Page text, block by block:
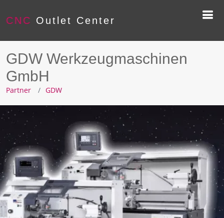
CNC Outlet Center
GDW Werkzeugmaschinen
GmbH
Partner GDW